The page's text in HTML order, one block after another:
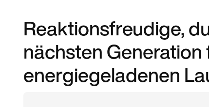
Reaktionsfreudige,
nächsten
energiegeladenen